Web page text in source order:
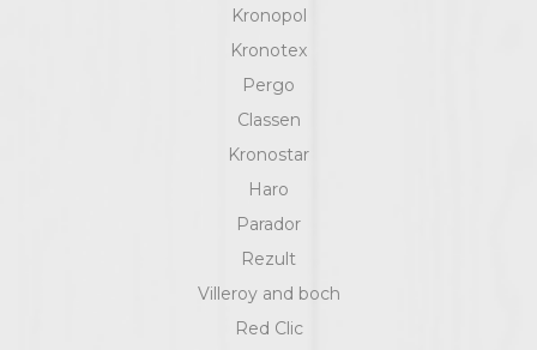
Kronopol
Kronotex
Pergo
Classen
Kronostar
Haro
Parador
Rezult
Villeroy and boch
Red Clic